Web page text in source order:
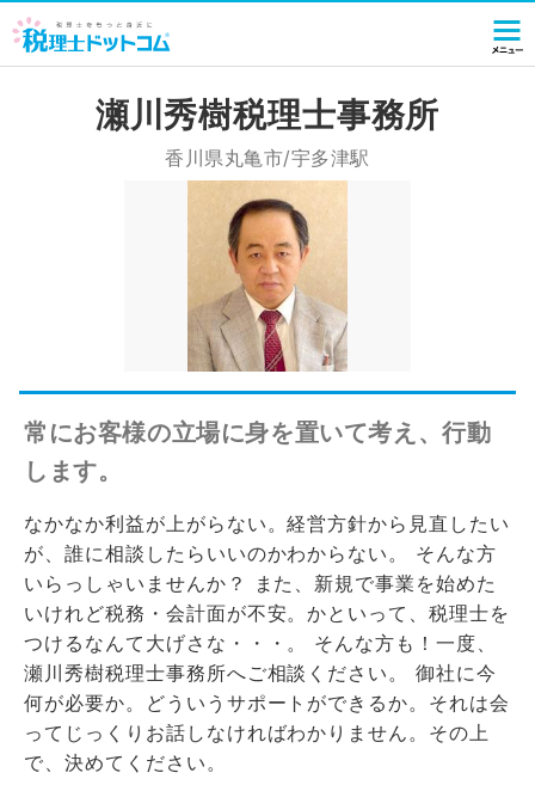
瀬川秀樹税理士事務所
香川県丸亀市/宇多津駅
常にお客様の立場に身を置いて考え、行動
します。
なかなか利益が上がらない。経営方針から見直したい
が、誰に相談したらいいのかわからない。 そんな方
いらっしゃいませんか？ また、新規で事業を始めた
いけれど税務・会計面が不安。かといって、税理士を
つけるなんて大げさな・・・。 そんな方も！一度、
瀬川秀樹税理士事務所へご相談ください。 御社に今
何が必要か。どういうサポートができるか。それは会
ってじっくりお話しなければわかりません。その上
で、決めてください。